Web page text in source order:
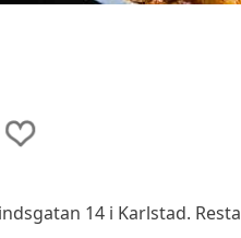
14 i Karlstad.